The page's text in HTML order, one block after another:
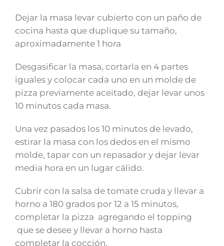
Dejar la masa levar cubierto con un paño de
cocina hasta que duplique su tamaño,
aproximadamente 1 hora
Desgasificar la masa, cortarla en 4 partes
iguales y colocar cada uno en un molde de
pizza previamente aceitado, dejar levar unos
10 minutos cada masa.
Una vez pasados los 10 minutos de levado,
estirar la masa con los dedos en el mismo
molde, tapar con un repasador y dejar levar
media hora en un lugar cálido.
Cubrir con la salsa de tomate cruda y llevar a
horno a 180 grados por 12 a 15 minutos,
completar la pizza agregando el topping
que se desee y llevar a horno hasta
completar la cocción.